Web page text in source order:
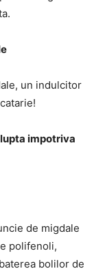
un indulcitor
impotriva
de migdale
polifenoli,
bolilor de